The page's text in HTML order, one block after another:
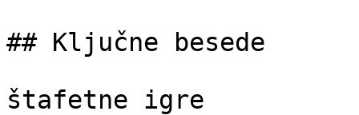
## Ključne besede
štafetne igre